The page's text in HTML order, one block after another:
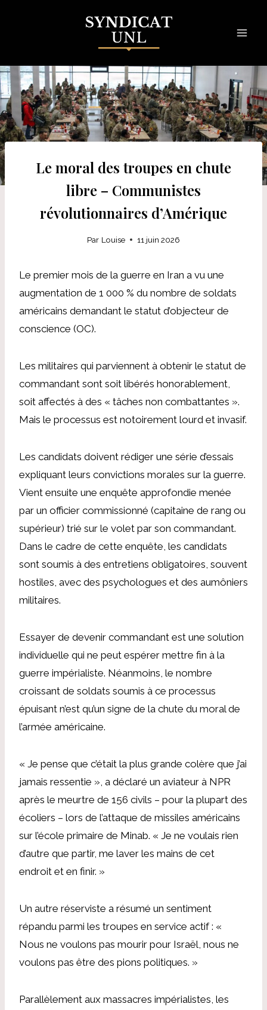
Le moral des troupes en chute
libre – Communistes
révolutionnaires d’Amérique
Par Louise 11 juin 2026
Le premier mois de la guerre en Iran a vu une
augmentation de 1 000 % du nombre de soldats
américains demandant le statut d’objecteur de
conscience (OC).
Les militaires qui parviennent à obtenir le statut de
commandant sont soit libérés honorablement,
soit affectés à des « tâches non combattantes ».
Mais le processus est notoirement lourd et invasif.
Les candidats doivent rédiger une série d’essais
expliquant leurs convictions morales sur la guerre.
Vient ensuite une enquête approfondie menée
par un officier commissionné (capitaine de rang ou
supérieur) trié sur le volet par son commandant.
Dans le cadre de cette enquête, les candidats
sont soumis à des entretiens obligatoires, souvent
hostiles, avec des psychologues et des aumôniers
militaires.
Essayer de devenir commandant est une solution
individuelle qui ne peut espérer mettre fin à la
guerre impérialiste. Néanmoins, le nombre
croissant de soldats soumis à ce processus
épuisant n’est qu’un signe de la chute du moral de
l’armée américaine.
« Je pense que c’était la plus grande colère que j’ai
jamais ressentie », a déclaré un aviateur à NPR
après le meurtre de 156 civils – pour la plupart des
écoliers – lors de l’attaque de missiles américains
sur l’école primaire de Minab. « Je ne voulais rien
d’autre que partir, me laver les mains de cet
endroit et en finir. »
Un autre réserviste a résumé un sentiment
répandu parmi les troupes en service actif : «
Nous ne voulons pas mourir pour Israël, nous ne
voulons pas être des pions politiques. »
Parallèlement aux massacres impérialistes, les